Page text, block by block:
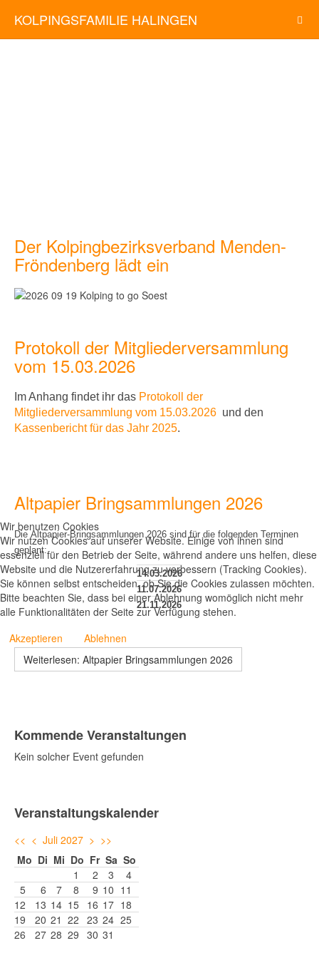
KOLPINGSFAMILIE HALINGEN
Der Kolpingbezirksverband Menden-
Fröndenberg lädt ein
Protokoll der Mitgliederversammlung
vom 15.03.2026
Im Anhang findet ihr das Protokoll der
Mitgliederversammlung vom 15.03.2026 und den
Kassenbericht für das Jahr 2025.
Altpapier Bringsammlungen 2026
Die Altpapier-Bringsammlungen 2026 sind für die folgenden Terminen
geplant:
14.03.2026
11.07.2026
21.11.2026
Weiterlesen: Altpapier Bringsammlungen 2026
Kommende Veranstaltungen
Kein solcher Event gefunden
Veranstaltungskalender
<< < Juli 2027 > >>
Mo Di Mi Do Fr Sa So
1
2 3
4
5
6 7 8 9 10 11
12
13 14 15 16 17 18
19
20 21 22 23 24 25
26
27 28 29 30 31
Wir benutzen Cookies
Wir nutzen Cookies auf unserer Website. Einige von ihnen sind
essenziell für den Betrieb der Seite, während andere uns helfen, diese
Website und die Nutzererfahrung zu verbessern (Tracking Cookies).
Sie können selbst entscheiden, ob Sie die Cookies zulassen möchten.
Bitte beachten Sie, dass bei einer Ablehnung womöglich nicht mehr
alle Funktionalitäten der Seite zur Verfügung stehen.
Akzeptieren
Ablehnen